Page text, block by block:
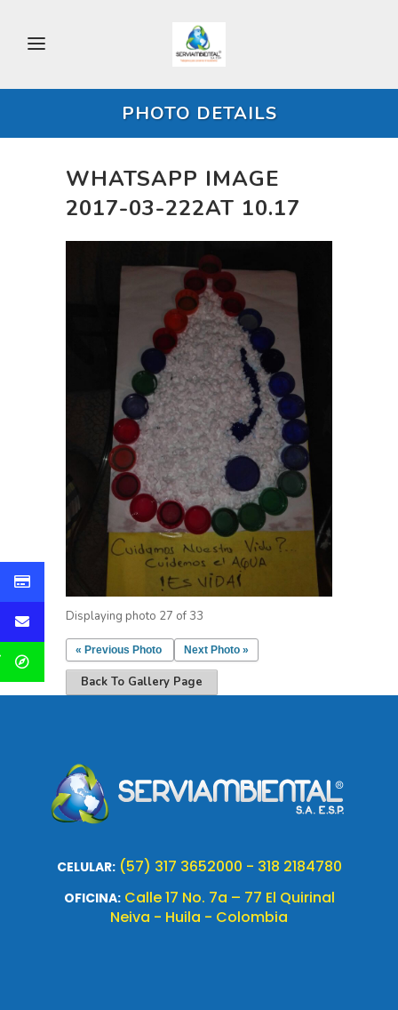
PHOTO DETAILS
WHATSAPP IMAGE
2017-03-222AT 10.17
Displaying photo 27 of 33
« Previous Photo Next Photo »
Back To Gallery Page
CELULAR: (57) 317 3652000 - 318 2184780
OFICINA: Calle 17 No. 7a – 77 El Quirinal
Neiva - Huila - Colombia